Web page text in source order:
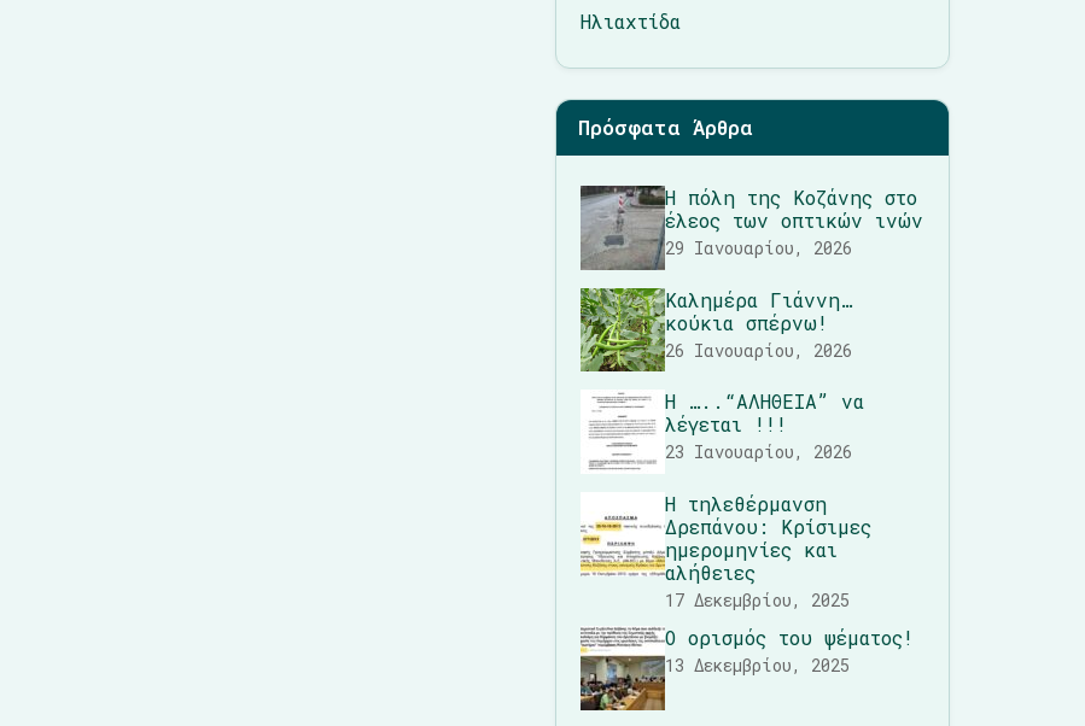
Ηλιαχτίδα
Πρόσφατα Άρθρα
Η πόλη της Κοζάνης στο
έλεος των οπτικών ινών
29 Ιανουαρίου, 2026
Καλημέρα Γιάννη…
κούκια σπέρνω!
26 Ιανουαρίου, 2026
Η …..“ΑΛΗΘΕΙΑ” να
λέγεται !!!
23 Ιανουαρίου, 2026
Η τηλεθέρμανση
Δρεπάνου: Κρίσιμες
ημερομηνίες και
αλήθειες
17 Δεκεμβρίου, 2025
Ο ορισμός του ψέματος!
13 Δεκεμβρίου, 2025